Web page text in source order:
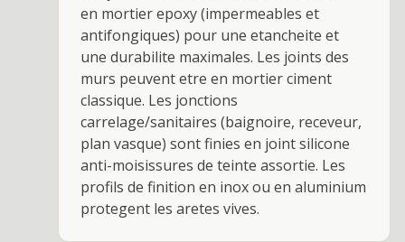
en mortier epoxy (impermeables et
antifongiques) pour une etancheite et
une durabilite maximales. Les joints des
murs peuvent etre en mortier ciment
classique. Les jonctions
carrelage/sanitaires (baignoire, receveur,
plan vasque) sont finies en joint silicone
anti-moisissures de teinte assortie. Les
profils de finition en inox ou en aluminium
protegent les aretes vives.